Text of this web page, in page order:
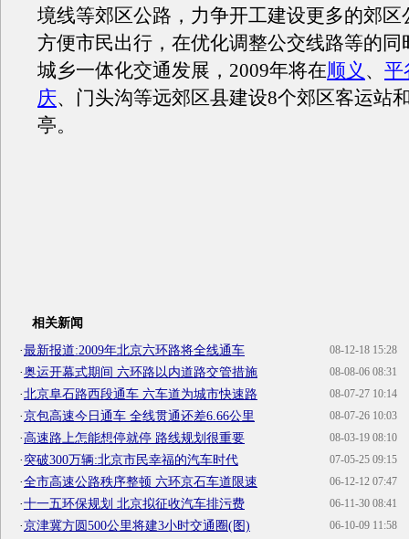
境线等郊区公路，力争开工建设更多的郊区
方便市民出行，在优化调整公交线路等的同
城乡一体化交通发展，2009年将在顺义 、 平
庆、门头沟等远郊区县建设8个郊区客运站
亭。
相关新闻
08-12-18 15:28
·最新报道:2009年北京六环路将全线通车
08-08-06 08:31
·奥运开幕式期间 六环路以内道路交管措施
08-07-27 10:14
·北京阜石路西段通车 六车道为城市快速路
08-07-26 10:03
·京包高速今日通车 全线贯通还差6.66公里
08-03-19 08:10
·高速路上怎能想停就停 路线规划很重要
07-05-25 09:15
·突破300万辆:北京市民幸福的汽车时代
06-12-12 07:47
·全市高速公路秩序整顿 六环京石车道限速
06-11-30 08:41
·十一五环保规划 北京拟征收汽车排污费
06-10-09 11:58
·京津冀方圆500公里将建3小时交通圈(图)